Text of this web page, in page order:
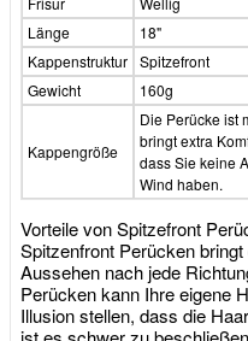
Länge
18"
Kappenstruktur Spitzefront
Gewicht
160g
Kappengröße
Die Perücke ist
bringt extra
dass Sie keine
Wind haben.
Vorteile von Spitzefront
Spitzenfront Perücken
Aussehen nach jede
Perücken kann Ihre eigene
Illusion stellen, dass die